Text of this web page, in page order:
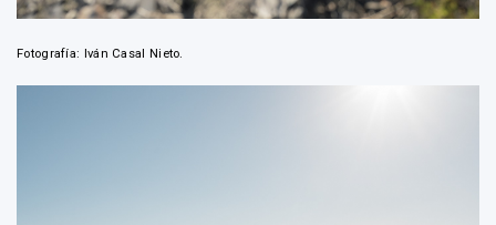
Fotografía: Iván Casal Nieto.